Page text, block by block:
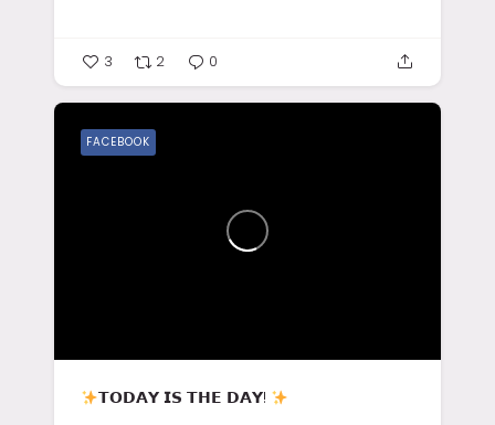
3 2 0
𝗧𝗢𝗗𝗔𝗬 𝗜𝗦 𝗧𝗛𝗘 𝗗𝗔𝗬!
FACEBOOK